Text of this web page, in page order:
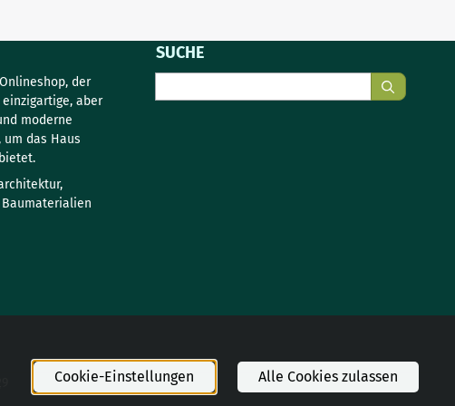
der
aber
moderne
das Haus
SUCHE
Cookie-Einstellungen Alle Cookies zulassen